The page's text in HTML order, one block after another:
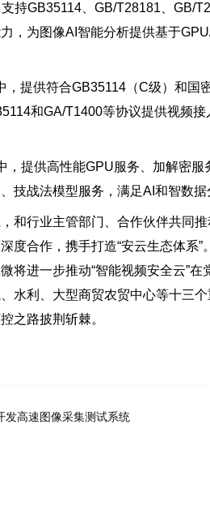
GB35114、GB/T28181、GB/
，为图像AI智能分析提供基于
供符合GB35114（C级）和国
和GA/T1400等协议提供视频
供高性能GPU服务、加解密服
技战法模型服务，满足AI和智数据
行业主管部门、合作伙伴共同推
度合作，携手打造“安云生态体系
将进一步推动“智能视频安全云”
水利、大型商贸农贸中心等十三
之路披荆斩棘。
发高速图像采集测试系统